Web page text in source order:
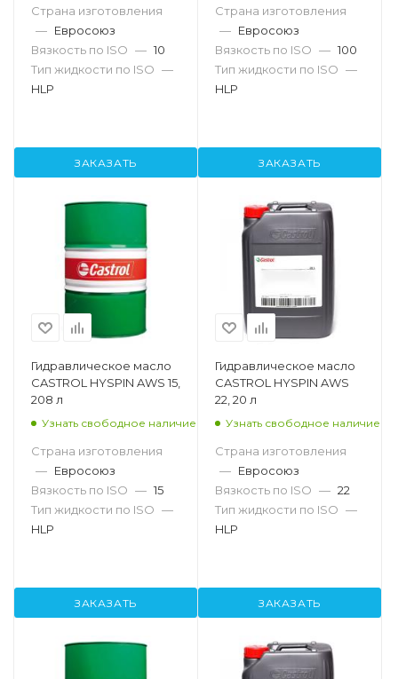
Страна изготовления
— Евросоюз
Вязкость по ISO — 10
Тип жидкости по ISO —
HLP
ЗАКАЗАТЬ
Страна изготовления
— Евросоюз
Вязкость по ISO — 100
Тип жидкости по ISO —
HLP
ЗАКАЗАТЬ
Гидравлическое масло
CASTROL HYSPIN AWS 15,
208 л
Узнать свободное наличие
Страна изготовления
— Евросоюз
Вязкость по ISO — 15
Тип жидкости по ISO —
HLP
ЗАКАЗАТЬ
Гидравлическое масло
CASTROL HYSPIN AWS
22, 20 л
Узнать свободное наличие
Страна изготовления
— Евросоюз
Вязкость по ISO — 22
Тип жидкости по ISO —
HLP
ЗАКАЗАТЬ